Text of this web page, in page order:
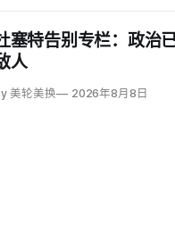
塞特告别专栏：政治
人
美轮美换 2026年8月8日